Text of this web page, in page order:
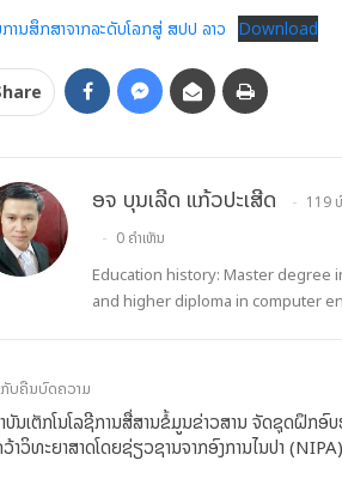
ານສຶກສາຈາກລະດັບໂລກສູ່ ສປປ ລາວ Download
ອຈ ບຸນເລີດ ແກ້ວປະເສີດ
119
0 ຄຳເຫັນ
Education history: Master
and higher diploma in computer
ກັບຄືນບົດຄວາມ
ບັນເຕັກໂນໂລຊີການສື່ສານຂໍ້ມູນຂ່າວສານ ຈັດຊຸດຝຶກອົ
າວິທະຍາສາດໂດຍຊ່ຽວຊານຈາກອົງການໄນປາ